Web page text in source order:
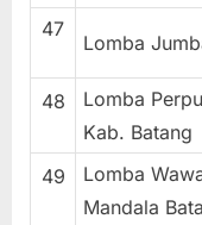
47
Lomba
48
Lomba
Kab. Batang
49
Lomba
Mandala